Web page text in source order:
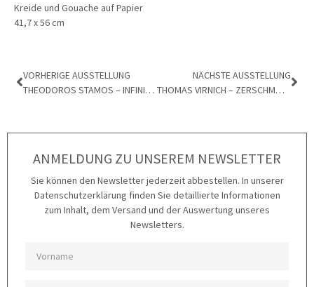
Kreide und Gouache auf Papier
41,7 x 56 cm
VORHERIGE AUSSTELLUNG
THEODOROS STAMOS – INFINITY FIELD
NÄCHSTE AUSSTELLUNG
THOMAS VIRNICH – ZERSCHMOLZEN UND VERSILBERT
ANMELDUNG ZU UNSEREM NEWSLETTER
Sie können den Newsletter jederzeit abbestellen. In unserer
Datenschutzerklärung finden Sie detaillierte Informationen
zum Inhalt, dem Versand und der Auswertung unseres
Newsletters.